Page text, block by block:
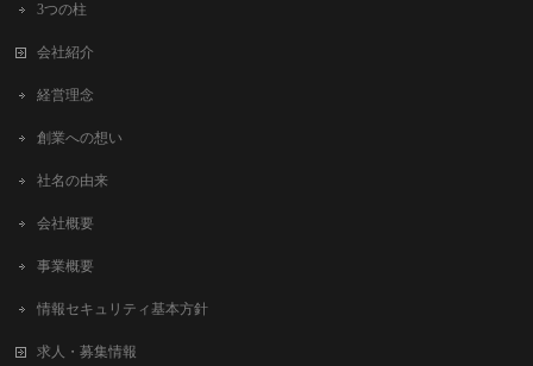
3つの柱
会社紹介
経営理念
創業への想い
社名の由来
会社概要
事業概要
情報セキュリティ基本方針
求人・募集情報